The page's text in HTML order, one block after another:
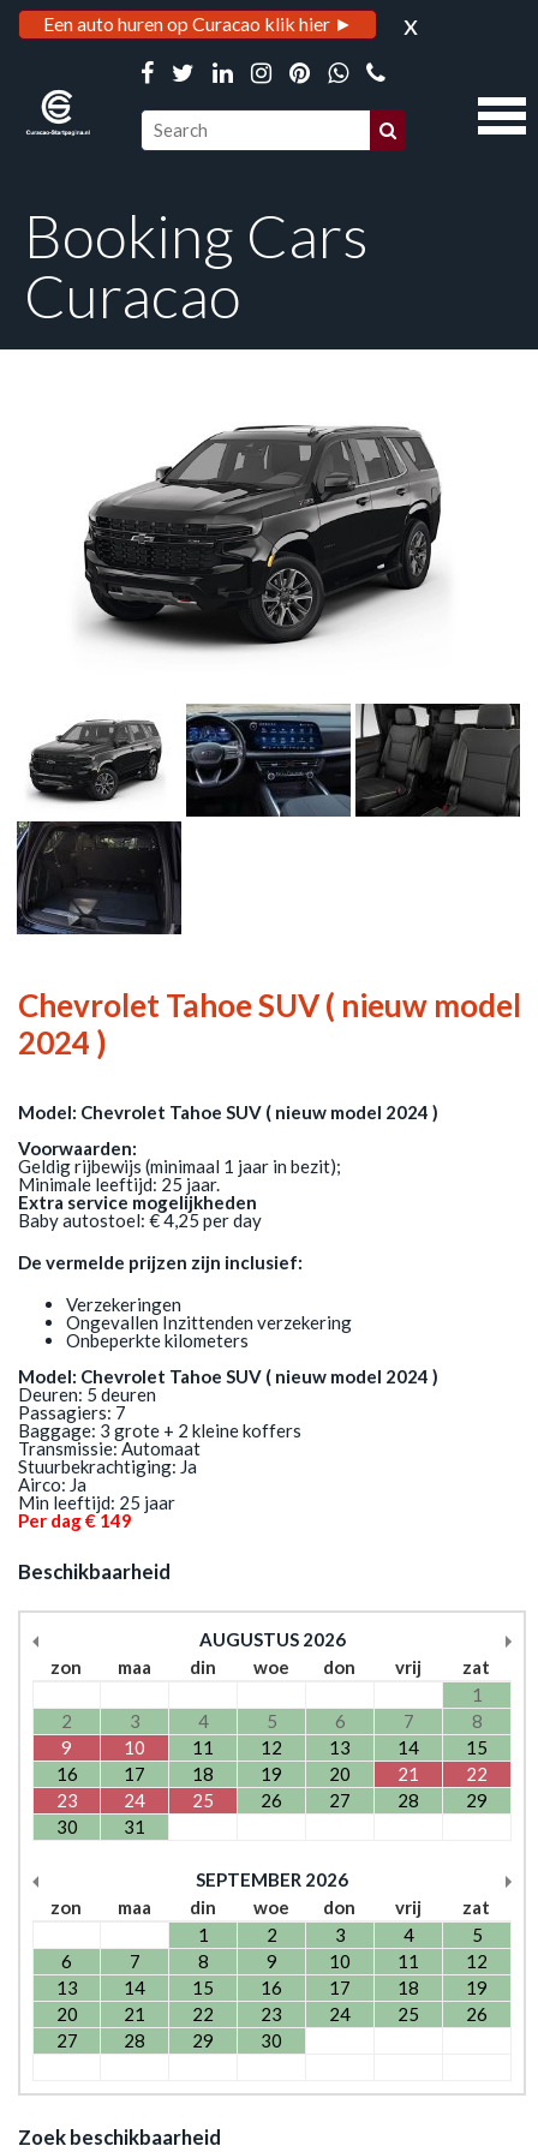
Een auto huren op Curacao klik hier ► x
Booking Cars
Curacao
Chevrolet Tahoe SUV ( nieuw model
2024 )
Model: Chevrolet Tahoe SUV ( nieuw model 2024 )
Voorwaarden:
Geldig rijbewijs (minimaal 1 jaar in bezit);
Minimale leeftijd: 25 jaar.
Extra service mogelijkheden
Baby autostoel: € 4,25 per day
De vermelde prijzen zijn inclusief:
Verzekeringen
Ongevallen Inzittenden verzekering
Onbeperkte kilometers
Model: Chevrolet Tahoe SUV ( nieuw model 2024 )
Deuren: 5 deuren
Passagiers: 7
Baggage: 3 grote + 2 kleine koffers
Transmissie: Automaat
Stuurbekrachtiging: Ja
Airco: Ja
Min leeftijd: 25 jaar
Per dag € 149
Beschikbaarheid
AUGUSTUS 2026
zon
maa din woe don vrij
zat
1
2
3 4 5 6 7
8
9
10 11 12 13 14
15
16
17 18 19 20 21
22
23
24 25 26 27 28
29
30
31
SEPTEMBER 2026
zon
maa din woe don vrij
zat
1
2 3 4
5
6
7 8 9 10 11
12
13
14 15 16 17 18
19
20
21 22 23 24 25
26
27
28 29 30
Zoek beschikbaarheid